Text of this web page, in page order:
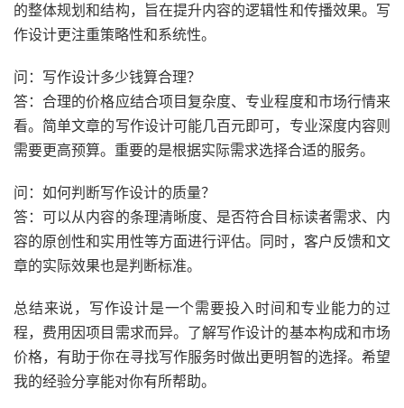
的整体规划和结构，旨在提升内容的逻辑性和传播效果。写
作设计更注重策略性和系统性。
问：写作设计多少钱算合理？
答：合理的价格应结合项目复杂度、专业程度和市场行情来
看。简单文章的写作设计可能几百元即可，专业深度内容则
需要更高预算。重要的是根据实际需求选择合适的服务。
问：如何判断写作设计的质量？
答：可以从内容的条理清晰度、是否符合目标读者需求、内
容的原创性和实用性等方面进行评估。同时，客户反馈和文
章的实际效果也是判断标准。
总结来说，写作设计是一个需要投入时间和专业能力的过
程，费用因项目需求而异。了解写作设计的基本构成和市场
价格，有助于你在寻找写作服务时做出更明智的选择。希望
我的经验分享能对你有所帮助。